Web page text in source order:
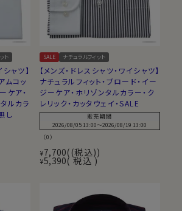
ト
ャツ】
ムコッ
ケア・
ルカラ
し
SALE ナチュラルフィット
【メンズ・ドレスシャツ・ワイシャツ】
ナチュラルフィット・ブロード・イー
ジーケア・ホリゾンタルカラー・ク
レリック・カッタウェイ・SALE
販売期間
2026/08/05 13:00〜2026/08/19 13:00
（0）
¥7,700 (税込)
¥5,390 税込